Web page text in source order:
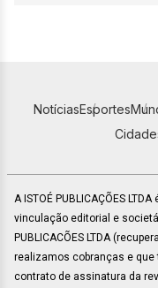
NotíciasEsportes
A ISTOÉ PUBLICAÇÕES
vinculação editorial e
PUBLICACÕES LTDA
realizamos cobranças e
contrato de assinatura da